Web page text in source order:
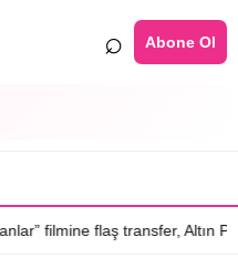
⌕ Abone Ol
Altın Palmiye’li Vlad Ivanov